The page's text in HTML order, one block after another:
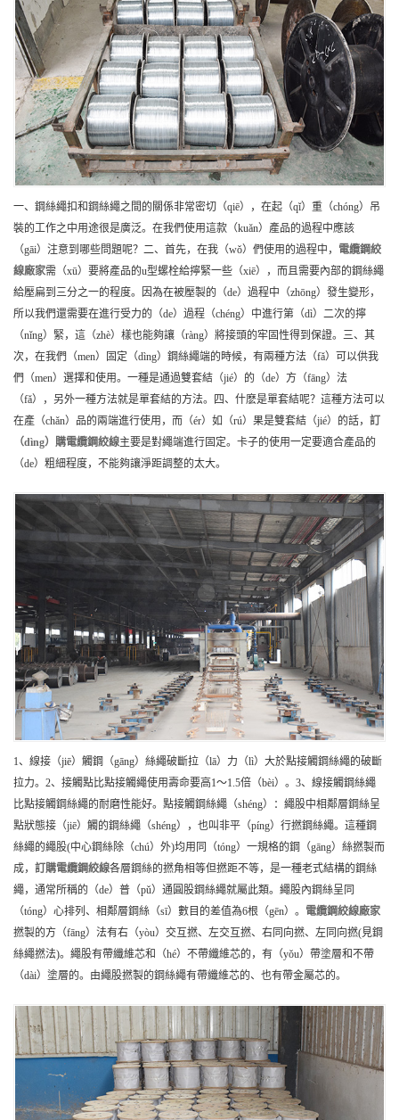
一、鋼絲繩扣和鋼絲繩之間的關係非常密切（qiē），在起（qǐ）重（chóng）吊
裝的工作之中用途很是廣泛。在我們使用這款（kuǎn）產品的過程中應該
（gāi）注意到哪些問題呢？二、首先，在我（wǒ）們使用的過程中， 電纜鋼絞
線廠家需（xū）要將產品的u型螺栓給擰緊一些（xiē），而且需要內部的鋼絲繩
給壓扁到三分之一的程度。因為在被壓製的（de）過程中（zhōng）發生變形，
所以我們還需要在進行受力的（de）過程（chéng）中進行第（dì）二次的擰
（nǐng）緊，這（zhè）樣也能夠讓（ràng）將接頭的牢固性得到保證。三、其
次，在我們（men）固定（dìng）鋼絲繩端的時候，有兩種方法（fǎ）可以供我
們（men）選擇和使用。一種是通過雙套結（jié）的（de）方（fāng）法
（fǎ），另外一種方法就是單套結的方法。四、什麽是單套結呢？這種方法可以
在產（chǎn）品的兩端進行使用，而（ér）如（rú）果是雙套結（jié）的話， 訂
（dìng）購電纜鋼絞線主要是對繩端進行固定。卡子的使用一定要適合產品的
（de）粗細程度，不能夠讓淨距調整的太大。
1、線接（jiē）觸鋼（gāng）絲繩破斷拉（lā）力（lì）大於點接觸鋼絲繩的破斷
拉力。2、接觸點比點接觸繩使用壽命要高1～1.5倍（bèi）。3、線接觸鋼絲繩
比點接觸鋼絲繩的耐磨性能好。點接觸鋼絲繩（shéng）：繩股中相鄰層鋼絲呈
點狀態接（jiē）觸的鋼絲繩（shéng），也叫非平（píng）行撚鋼絲繩。這種鋼
絲繩的繩股(中心鋼絲除（chú）外)均用同（tóng）一規格的鋼（gāng）絲撚製而
成， 訂購電纜鋼絞線各層鋼絲的撚角相等但撚距不等，是一種老式結構的鋼絲
繩，通常所稱的（de）普（pǔ）通圓股鋼絲繩就屬此類。繩股內鋼絲呈同
（tóng）心排列、相鄰層鋼絲（sī）數目的差值為6根（gēn）。 電纜鋼絞線廠家
撚製的方（fāng）法有右（yòu）交互撚、左交互撚、右同向撚、左同向撚(見鋼
絲繩撚法)。繩股有帶纖維芯和（hé）不帶纖維芯的，有（yǒu）帶塗層和不帶
（dài）塗層的。由繩股撚製的鋼絲繩有帶纖維芯的、也有帶金屬芯的。